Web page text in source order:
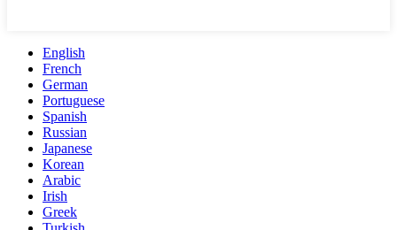
English
French
German
Portuguese
Spanish
Russian
Japanese
Korean
Arabic
Irish
Greek